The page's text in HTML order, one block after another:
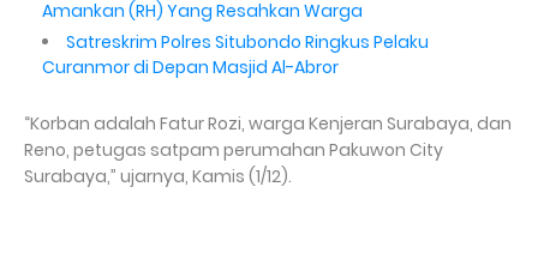
Amankan (RH) Yang Resahkan Warga
Satreskrim Polres Situbondo Ringkus Pelaku
Curanmor di Depan Masjid Al-Abror
“Korban adalah Fatur Rozi, warga Kenjeran Surabaya, dan
Reno, petugas satpam perumahan Pakuwon City
Surabaya,” ujarnya, Kamis (1/12).